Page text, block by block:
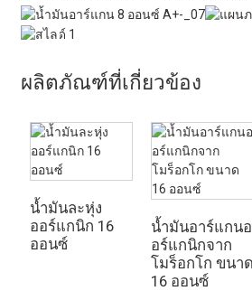
ผลิตภัณฑ์ที่เกี่ยวข้อง
น้ำมันละหุ่ง
ออร์แกนิก 16
ออนซ์
น้ำมันอาร์แกนอ
อร์แกนิกจาก
โมร็อกโก ขนาด
16 ออนซ์